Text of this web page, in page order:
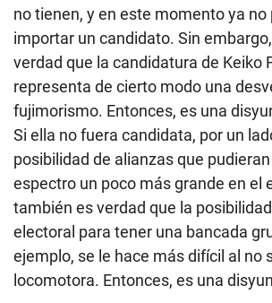
no tienen, y en este momento ya no
importar un candidato. Sin
verdad que la candidatura de Keiko
representa de cierto modo una
fujimorismo. Entonces, es una
Si ella no fuera candidata, por un
posibilidad de alianzas que
espectro un poco más grande en el
también es verdad que la
electoral para tener una bancada
ejemplo, se le hace más difícil al no
locomotora. Entonces, es una